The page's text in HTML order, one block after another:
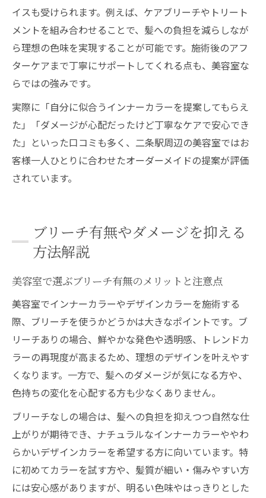
イスも受けられます。例えば、ケアブリーチやトリート
メントを組み合わせることで、髪への負担を減らしなが
ら理想の色味を実現することが可能です。施術後のアフ
ターケアまで丁寧にサポートしてくれる点も、美容室な
らではの強みです。
実際に「自分に似合うインナーカラーを提案してもらえ
た」「ダメージが心配だったけど丁寧なケアで安心でき
た」といった口コミも多く、二条駅周辺の美容室ではお
客様一人ひとりに合わせたオーダーメイドの提案が評価
されています。
ブリーチ有無やダメージを抑える
方法解説
美容室で選ぶブリーチ有無のメリットと注意点
美容室でインナーカラーやデザインカラーを施術する
際、ブリーチを使うかどうかは大きなポイントです。ブ
リーチありの場合、鮮やかな発色や透明感、トレンドカ
ラーの再現度が高まるため、理想のデザインを叶えやす
くなります。一方で、髪へのダメージが気になる方や、
色持ちの変化を心配する方も少なくありません。
ブリーチなしの場合は、髪への負担を抑えつつ自然な仕
上がりが期待でき、ナチュラルなインナーカラーややわ
らかいデザインカラーを希望する方に向いています。特
に初めてカラーを試す方や、髪質が細い・傷みやすい方
には安心感がありますが、明るい色味やはっきりとした